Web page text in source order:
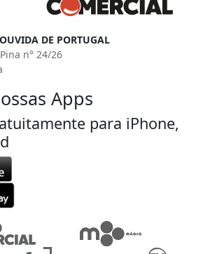
DE PORTUGAL
n° 24/26
Apps
para iPhone,